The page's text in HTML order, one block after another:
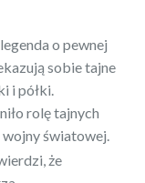
o pewnej
sobie tajne
i półki.
rolę tajnych
światowej.
że